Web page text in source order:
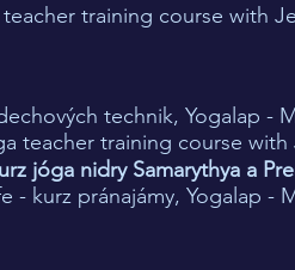
training course with
technik, Yogalap -
teacher training course with
jóga nidry Samarythya a
- kurz pránajámy, Yogalap -